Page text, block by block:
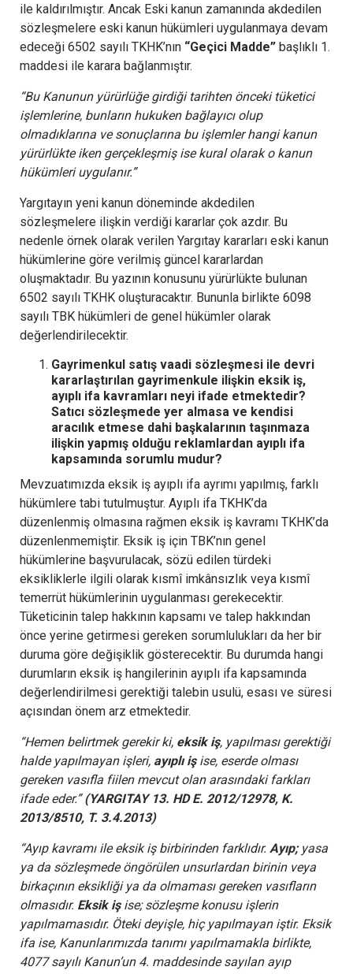
ile kaldırılmıştır. Ancak Eski kanun zamanında akdedilen
sözleşmelere eski kanun hükümleri uygulanmaya devam
edeceği 6502 sayılı TKHK’nın “Geçici Madde” başlıklı 1.
maddesi ile karara bağlanmıştır.
“Bu Kanunun yürürlüğe girdiği tarihten önceki tüketici
işlemlerine, bunların hukuken bağlayıcı olup
olmadıklarına ve sonuçlarına bu işlemler hangi kanun
yürürlükte iken gerçekleşmiş ise kural olarak o kanun
hükümleri uygulanır.”
Yargıtayın yeni kanun döneminde akdedilen
sözleşmelere ilişkin verdiği kararlar çok azdır. Bu
nedenle örnek olarak verilen Yargıtay kararları eski kanun
hükümlerine göre verilmiş güncel kararlardan
oluşmaktadır. Bu yazının konusunu yürürlükte bulunan
6502 sayılı TKHK oluşturacaktır. Bununla birlikte 6098
sayılı TBK hükümleri de genel hükümler olarak
değerlendirilecektir.
Gayrimenkul satış vaadi sözleşmesi ile devri
kararlaştırılan gayrimenkule ilişkin eksik iş,
ayıplı ifa kavramları neyi ifade etmektedir?
Satıcı sözleşmede yer almasa ve kendisi
aracılık etmese dahi başkalarının taşınmaza
ilişkin yapmış olduğu reklamlardan ayıplı ifa
kapsamında sorumlu mudur?
Mevzuatımızda eksik iş ayıplı ifa ayrımı yapılmış, farklı
hükümlere tabi tutulmuştur. Ayıplı ifa TKHK’da
düzenlenmiş olmasına rağmen eksik iş kavramı TKHK’da
düzenlenmemiştir. Eksik iş için TBK’nın genel
hükümlerine başvurulacak, sözü edilen türdeki
eksikliklerle ilgili olarak kısmî imkânsızlık veya kısmî
temerrüt hükümlerinin uygulanması gerekecektir.
Tüketicinin talep hakkının kapsamı ve talep hakkından
önce yerine getirmesi gereken sorumlulukları da her bir
duruma göre değişiklik gösterecektir. Bu durumda hangi
durumların eksik iş hangilerinin ayıplı ifa kapsamında
değerlendirilmesi gerektiği talebin usulü, esası ve süresi
açısından önem arz etmektedir.
“Hemen belirtmek gerekir ki, eksik iş, yapılması gerektiği
halde yapılmayan işleri, ayıplı işise, eserde olması
gereken vasıfla fiilen mevcut olan arasındaki farkları
ifade eder.”(YARGITAY 13. HD E. 2012/12978, K.
2013/8510, T. 3.4.2013)
“Ayıp kavramı ile eksik iş birbirinden farklıdır. Ayıp;yasa
ya da sözleşmede öngörülen unsurlardan birinin veya
birkaçının eksikliği ya da olmaması gereken vasıfların
olmasıdır. Eksik işise; sözleşme konusu işlerin
yapılmamasıdır. Öteki deyişle, hiç yapılmayan iştir. Eksik
ifa ise, Kanunlarımızda tanımı yapılmamakla birlikte,
4077 sayılı Kanun’un 4. maddesinde sayılan ayıp